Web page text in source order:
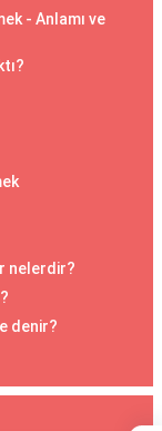
- Anlamı ve
nelerdir?
denir?